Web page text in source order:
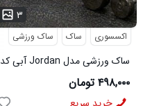
۳ ...
اکسسوری ساک ساک ورزشی
ساک ورزشی مدل Jordan آبی کد
6513
۴۹۸,۰۰۰ تومان